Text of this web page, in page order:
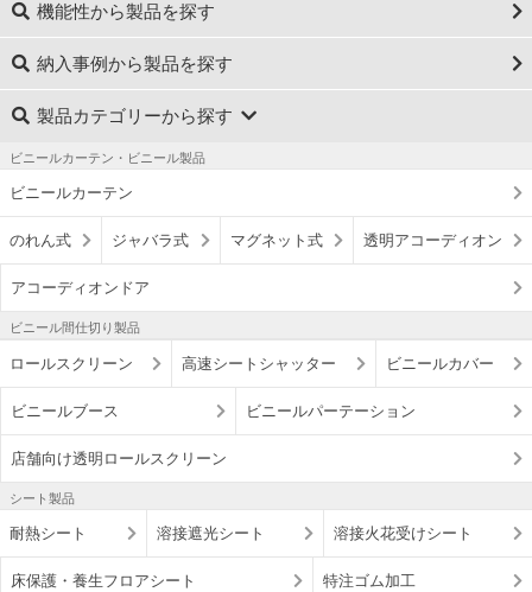
機能性から製品を探す
納入事例から製品を探す
製品カテゴリーから探す
ビニールカーテン・ビニール製品
ビニールカーテン
のれん式 ジャバラ式 マグネット式 透明アコーディオン
アコーディオンドア
ビニール間仕切り製品
ロールスクリーン 高速シートシャッター ビニールカバー
ビニールブース ビニールパーテーション
店舗向け透明ロールスクリーン
シート製品
耐熱シート 溶接遮光シート 溶接火花受けシート
床保護・養生フロアシート 特注ゴム加工